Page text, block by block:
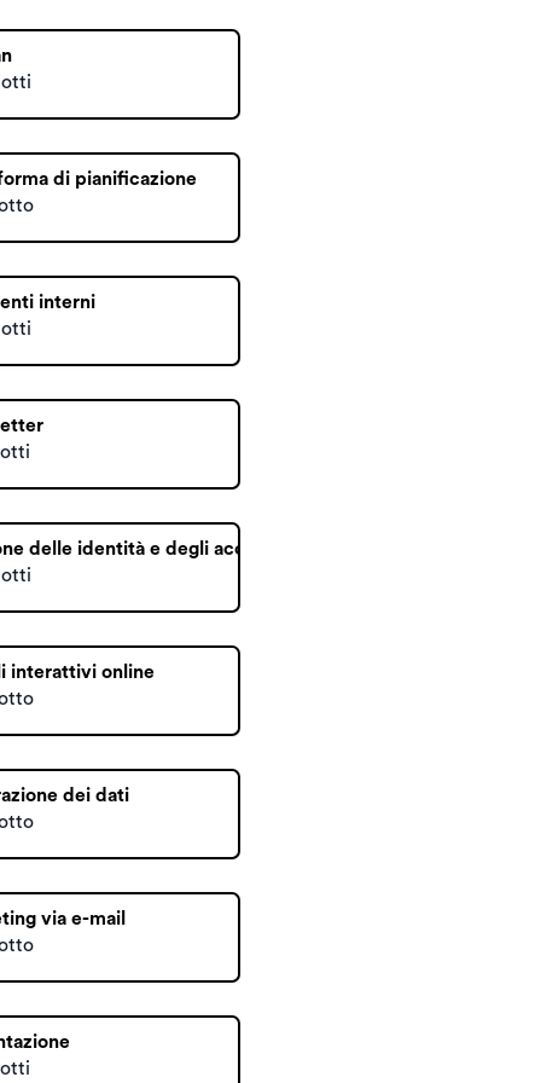
di pianificazione
interni
delle identità e degli accessi
interattivi online
dei dati
via e-mail